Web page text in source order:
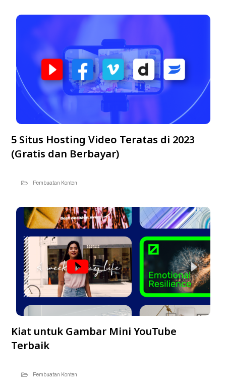
5 Situs Hosting Video Teratas di 2023
(Gratis dan Berbayar)
Pembuatan Konten
Kiat untuk Gambar Mini YouTube
Terbaik
Pembuatan Konten